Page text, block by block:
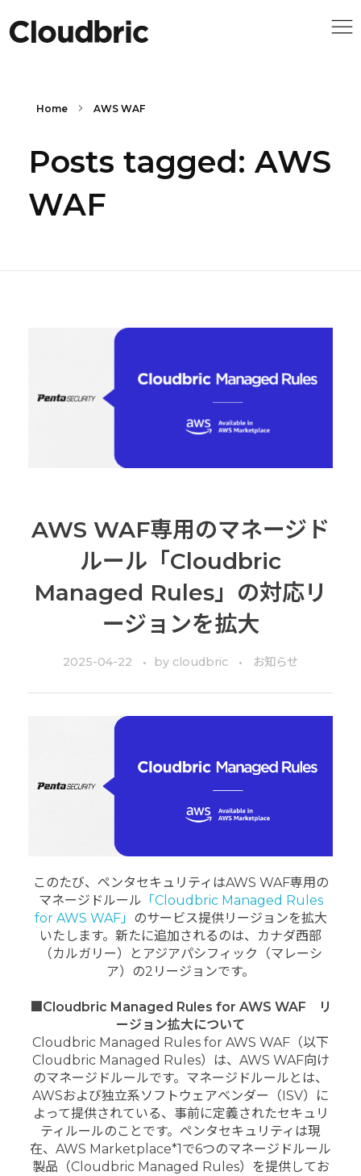
Home AWS WAF
Posts tagged: AWS
WAF
AWS WAF専用のマネージド
ルール「Cloudbric
Managed Rules」の対応リ
ージョンを拡大
2025-04-22 by cloudbric お知らせ
このたび、ペンタセキュリティはAWS WAF専用の
マネージドルール 「Cloudbric Managed Rules
for AWS WAF」
のサービス提供リージョンを拡大
いたします。新たに追加されるのは、カナダ西部
（カルガリー）とアジアパシフィック（マレーシ
ア）の2リージョンです。
■Cloudbric Managed Rules for AWS WAF リ
ージョン拡大について
Cloudbric Managed Rules for AWS WAF（以下
Cloudbric Managed Rules）は、AWS WAF向け
のマネージドルールです。マネージドルールとは、
AWSおよび独立系ソフトウェアベンダー（ISV）に
よって提供されている、事前に定義されたセキュリ
ティルールのことです。ペンタセキュリティは現
在、AWS Marketplace*1で6つのマネージドルール
製品（Cloudbric Managed Rules）を提供してお